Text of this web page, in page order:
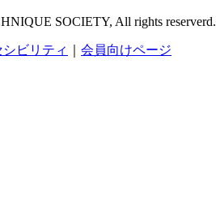
SOCIETY, All rights reserverd.
ビリティ 会員向けページ